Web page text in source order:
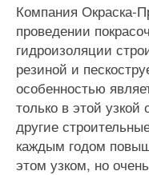
Компания Окраска-
проведении
гидроизоляции
резиной и
особенностью
только в этой
другие
каждым годом
этом узком, но